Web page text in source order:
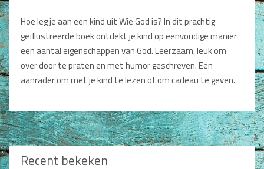
Films en Luisterboeken
Koopjes
De Barbaar-boeken
Bestellen en retourneren
Sprekers
Challenge Liefdevol Ouderschap
Type nog 50 woorden.
Plaatsen
Hoe leg je aan een kind uit Wie God is? In dit prachtig
geïllustreerde boek ontdekt je kind op eenvoudige manier
een aantal eigenschappen van God. Leerzaam, leuk om
over door te praten en met humor geschreven. Een
aanrader om met je kind te lezen of om cadeau te geven.
Recent bekeken